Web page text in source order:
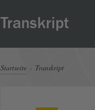
Transkript
Startseite Transkript